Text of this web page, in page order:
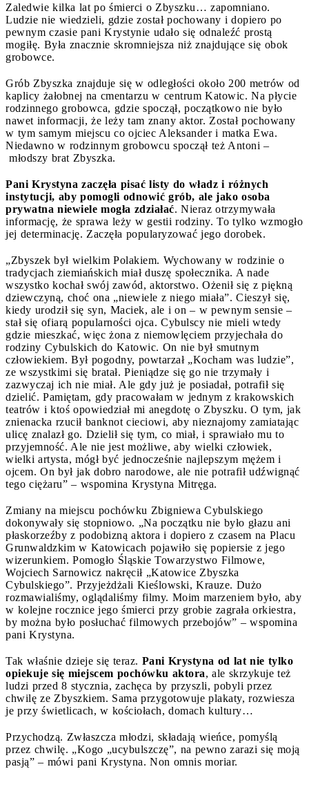
Zaledwie kilka lat po śmierci o Zbyszku… zapomniano.
Ludzie nie wiedzieli, gdzie został pochowany i dopiero po
pewnym czasie pani Krystynie udało się odnaleźć prostą
mogiłę. Była znacznie skromniejsza niż znajdujące się obok
grobowce.
Grób Zbyszka znajduje się w odległości około 200 metrów od
kaplicy żałobnej na cmentarzu w centrum Katowic. Na płycie
rodzinnego grobowca, gdzie spoczął, początkowo nie było
nawet informacji, że leży tam znany aktor. Został pochowany
w tym samym miejscu co ojciec Aleksander i matka Ewa.
Niedawno w rodzinnym grobowcu spoczął też Antoni –
młodszy brat Zbyszka.
Pani Krystyna zaczęła pisać listy do władz i różnych
instytucji, aby pomogli odnowić grób, ale jako osoba
prywatna niewiele mogła zdziałać. Nieraz otrzymywała
informację, że sprawa leży w gestii rodziny. To tylko wzmogło
jej determinację. Zaczęła popularyzować jego dorobek.
„Zbyszek był wielkim Polakiem. Wychowany w rodzinie o
tradycjach ziemiańskich miał duszę społecznika. A nade
wszystko kochał swój zawód, aktorstwo. Ożenił się z piękną
dziewczyną, choć ona „niewiele z niego miała”. Cieszył się,
kiedy urodził się syn, Maciek, ale i on – w pewnym sensie –
stał się ofiarą popularności ojca. Cybulscy nie mieli wtedy
gdzie mieszkać, więc żona z niemowlęciem przyjechała do
rodziny Cybulskich do Katowic. On nie był smutnym
człowiekiem. Był pogodny, powtarzał „Kocham was ludzie”,
ze wszystkimi się bratał. Pieniądze się go nie trzymały i
zazwyczaj ich nie miał. Ale gdy już je posiadał, potrafił się
dzielić. Pamiętam, gdy pracowałam w jednym z krakowskich
teatrów i ktoś opowiedział mi anegdotę o Zbyszku. O tym, jak
znienacka rzucił banknot cieciowi, aby nieznajomy zamiatając
ulicę znalazł go. Dzielił się tym, co miał, i sprawiało mu to
przyjemność. Ale nie jest możliwe, aby wielki człowiek,
wielki artysta, mógł być jednocześnie najlepszym mężem i
ojcem. On był jak dobro narodowe, ale nie potrafił udźwignąć
tego ciężaru” – wspomina Krystyna Mitręga.
Zmiany na miejscu pochówku Zbigniewa Cybulskiego
dokonywały się stopniowo. „Na początku nie było głazu ani
płaskorzeźby z podobizną aktora i dopiero z czasem na Placu
Grunwaldzkim w Katowicach pojawiło się popiersie z jego
wizerunkiem. Pomogło Śląskie Towarzystwo Filmowe,
Wojciech Sarnowicz nakręcił „Katowice Zbyszka
Cybulskiego”. Przyjeżdżali Kieślowski, Krauze. Dużo
rozmawialiśmy, oglądaliśmy filmy. Moim marzeniem było, aby
w kolejne rocznice jego śmierci przy grobie zagrała orkiestra,
by można było posłuchać filmowych przebojów” – wspomina
pani Krystyna.
Tak właśnie dzieje się teraz. Pani Krystyna od lat nie tylko
opiekuje się miejscem pochówku aktora, ale skrzykuje też
ludzi przed 8 stycznia, zachęca by przyszli, pobyli przez
chwilę ze Zbyszkiem. Sama przygotowuje plakaty, rozwiesza
je przy świetlicach, w kościołach, domach kultury…
Przychodzą. Zwłaszcza młodzi, składają wieńce, pomyślą
przez chwilę. „Kogo „ucybulszczę”, na pewno zarazi się moją
pasją” – mówi pani Krystyna. Non omnis moriar.